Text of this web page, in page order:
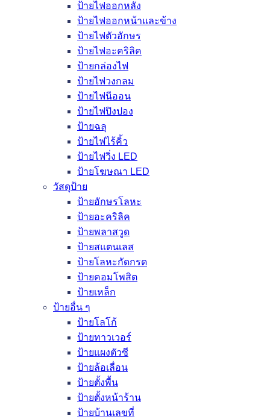
ป้ายไฟออกหลัง
ป้ายไฟออกหน้าและข้าง
ป้ายไฟตัวอักษร
ป้ายไฟอะคริลิค
ป้ายกล่องไฟ
ป้ายไฟวงกลม
ป้ายไฟนีออน
ป้ายไฟปิงปอง
ป้ายฉลุ
ป้ายไฟไร้คิ้ว
ป้ายไฟวิ่ง LED
ป้ายโฆษณา LED
วัสดุป้าย
ป้ายอักษรโลหะ
ป้ายอะคริลิค
ป้ายพลาสวูด
ป้ายสแตนเลส
ป้ายโลหะกัดกรด
ป้ายคอมโพสิต
ป้ายเหล็ก
ป้ายอื่น ๆ
ป้ายโลโก้
ป้ายทาวเวอร์
ป้ายแผงตัวซี
ป้ายล้อเลื่อน
ป้ายตั้งพื้น
ป้ายตั้งหน้าร้าน
ป้ายบ้านเลขที่